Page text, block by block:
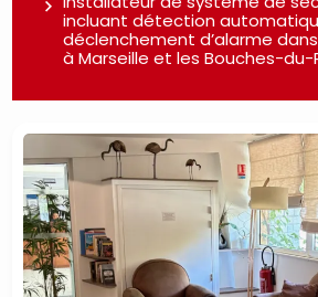
incluant détection
déclenchement d’alarme
à Marseille et les Bouches-du-